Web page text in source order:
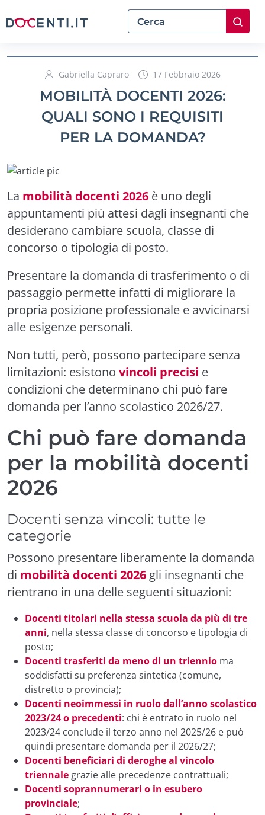
Gabriella Capraro 17 Febbraio 2026
MOBILITÀ DOCENTI 2026:
QUALI SONO I REQUISITI
PER LA DOMANDA?
La mobilità docenti 2026 è uno degli
appuntamenti più attesi dagli insegnanti che
desiderano cambiare scuola, classe di
concorso o tipologia di posto.
Presentare la domanda di trasferimento o di
passaggio permette infatti di migliorare la
propria posizione professionale e avvicinarsi
alle esigenze personali.
Non tutti, però, possono partecipare senza
limitazioni: esistono vincoli precisi e
condizioni che determinano chi può fare
domanda per l’anno scolastico 2026/27.
Chi può fare domanda
per la mobilità docenti
2026
Docenti senza vincoli: tutte le
categorie
Possono presentare liberamente la domanda
di mobilità docenti 2026 gli insegnanti che
rientrano in una delle seguenti situazioni:
Docenti titolari nella stessa scuola da più di tre
anni, nella stessa classe di concorso e tipologia di
posto;
Docenti trasferiti da meno di un triennio ma
soddisfatti su preferenza sintetica (comune,
distretto o provincia);
Docenti neoimmessi in ruolo dall’anno scolastico
2023/24 o precedenti: chi è entrato in ruolo nel
2023/24 conclude il terzo anno nel 2025/26 e può
quindi presentare domanda per il 2026/27;
Docenti beneficiari di deroghe al vincolo
triennale grazie alle precedenze contrattuali;
Docenti soprannumerari o in esubero
provinciale;